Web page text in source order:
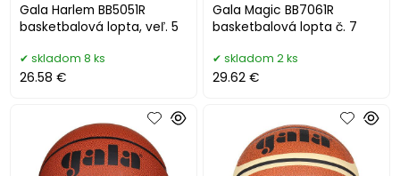
Gala Harlem BB5051R
basketbalová lopta, veľ. 5
skladom 8 ks
26.58 €
Gala Magic BB7061R
basketbalová lopta č. 7
skladom 2 ks
29.62 €